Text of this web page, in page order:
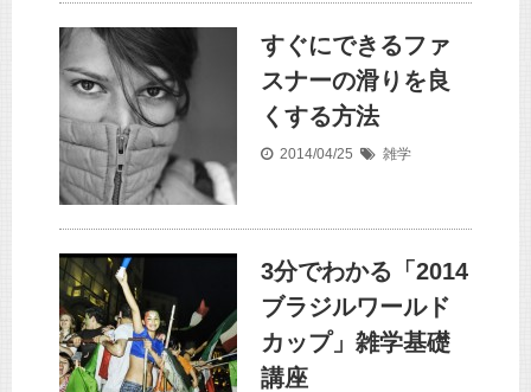
すぐにできるファ
スナーの滑りを良
くする方法
2014/04/25 雑学
3分でわかる「2014
ブラジルワールド
カップ」雑学基礎
講座